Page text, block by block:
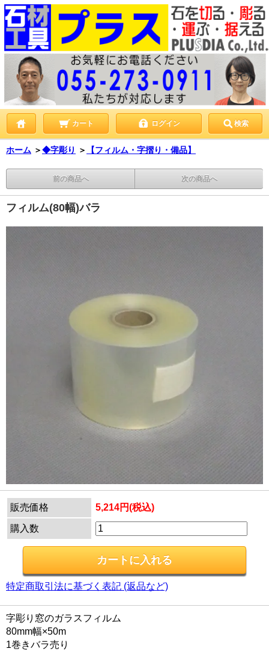
カート ログイン 検索
ホーム ＞◆字彫り ＞ 【フィルム・字摺り・備品】
前の商品へ 次の商品へ
フィルム(80幅)バラ
販売価格 5,214円(税込)
購入数
特定商取引法に基づく表記 (返品など)
字彫り窓のガラスフィルム
80mm幅×50m
1巻きバラ売り